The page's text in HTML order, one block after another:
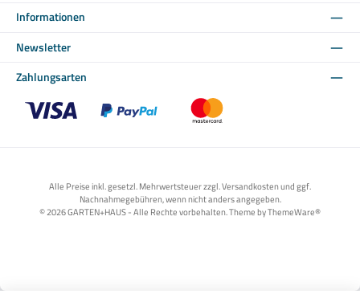
Informationen
Newsletter
Zahlungsarten
Alle Preise inkl. gesetzl. Mehrwertsteuer zzgl. Versandkosten und ggf.
Nachnahmegebühren, wenn nicht anders angegeben.
© 2026 GARTEN+HAUS - Alle Rechte vorbehalten. Theme byThemeWare®